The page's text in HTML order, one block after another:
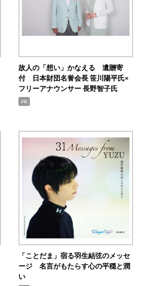
故人の「想い」かなえる 遺贈寄
付 日本財団名誉会長 笹川陽平氏×
フリーアナウンサー 長野智子氏
PR
「ことだま」宿る羽生結弦のメッセ
ージ 名言がもたらす心の平穏と潤
い